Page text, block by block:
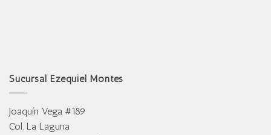
Sucursal Ezequiel Montes
Joaquín Vega #189
Col. La Laguna